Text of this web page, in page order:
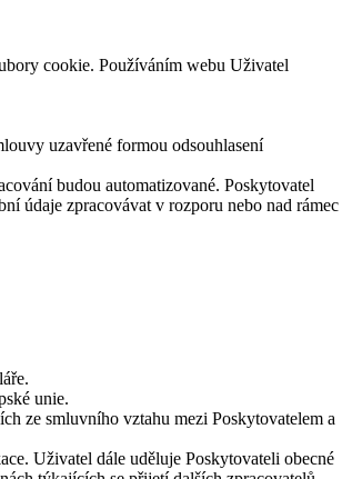
cookie. Používáním webu Uživatel
uzavřené formou odsouhlasení
budou automatizované. Poskytovatel
údaje zpracovávat v rozporu nebo nad rámec
unie.
ze smluvního vztahu mezi Poskytovatelem a
Uživatel dále uděluje Poskytovateli obecné